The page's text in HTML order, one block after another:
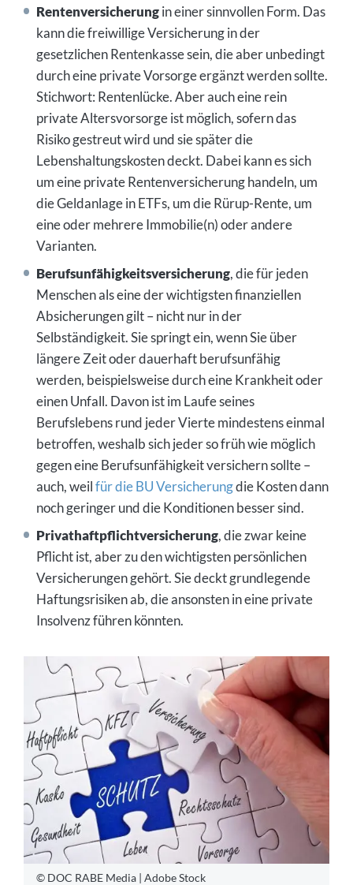
Rentenversicherungin einer sinnvollen Form. Das
kann die freiwillige Versicherung in der
gesetzlichen Rentenkasse sein, die aber unbedingt
durch eine private Vorsorge ergänzt werden sollte.
Stichwort: Rentenlücke. Aber auch eine rein
private Altersvorsorge ist möglich, sofern das
Risiko gestreut wird und sie später die
Lebenshaltungskosten deckt. Dabei kann es sich
um eine private Rentenversicherung handeln, um
die Geldanlage in ETFs, um die Rürup-Rente, um
eine oder mehrere Immobilie(n) oder andere
Varianten.
Berufsunfähigkeitsversicherung, die für jeden
Menschen als eine der wichtigsten finanziellen
Absicherungen gilt – nicht nur in der
Selbständigkeit. Sie springt ein, wenn Sie über
längere Zeit oder dauerhaft berufsunfähig
werden, beispielsweise durch eine Krankheit oder
einen Unfall. Davon ist im Laufe seines
Berufslebens rund jeder Vierte mindestens einmal
betroffen, weshalb sich jeder so früh wie möglich
gegen eine Berufsunfähigkeit versichern sollte –
auch, weilfür die BU Versicherungdie Kosten dann
noch geringer und die Konditionen besser sind.
Privathaftpflichtversicherung, die zwar keine
Pflicht ist, aber zu den wichtigsten persönlichen
Versicherungen gehört. Sie deckt grundlegende
Haftungsrisiken ab, die ansonsten in eine private
Insolvenz führen könnten.
© DOC RABE Media | Adobe Stock